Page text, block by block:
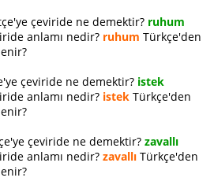
çeviride ne demektir? ruhum
anlamı nedir? ruhum Türkçe'den
çeviride ne demektir? istek
anlamı nedir? istek Türkçe'den
çeviride ne demektir? zavallı
anlamı nedir? zavallı Türkçe'den